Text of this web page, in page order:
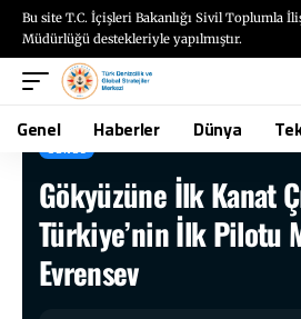
Bu site T.C. İçişleri Bakanlığı Sivil Toplumla
Müdürlüğü destekleriyle yapılmıştır.
Genel Haberler Dünya
TÜRKDEGS> Blog Genel>Gökyüzüne İlk Kanat Çırpış:
GENEL
Gökyüzüne İlk Kanat
Türkiye’nin İlk Pilotu
Evrensev